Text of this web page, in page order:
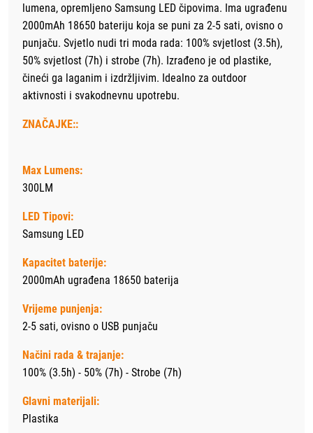
lumena, opremljeno Samsung LED čipovima. Ima ugrađenu
2000mAh 18650 bateriju koja se puni za 2-5 sati, ovisno o
punjaču. Svjetlo nudi tri moda rada: 100% svjetlost (3.5h),
50% svjetlost (7h) i strobe (7h). Izrađeno je od plastike,
čineći ga laganim i izdržljivim. Idealno za outdoor
aktivnosti i svakodnevnu upotrebu.
ZNAČAJKE::
Max Lumens:
300LM
LED Tipovi:
Samsung LED
Kapacitet baterije:
2000mAh ugrađena 18650 baterija
Vrijeme punjenja:
2-5 sati, ovisno o USB punjaču
Načini rada & trajanje:
100% (3.5h) - 50% (7h) - Strobe (7h)
Glavni materijali:
Plastika